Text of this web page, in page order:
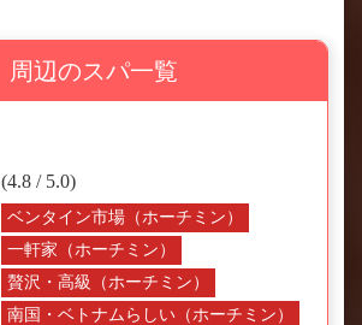
周辺のスパ一覧
(4.8 / 5.0)
ベンタイン市場（ホーチミン）
一軒家（ホーチミン）
贅沢・高級（ホーチミン）
南国・ベトナムらしい（ホーチミン）